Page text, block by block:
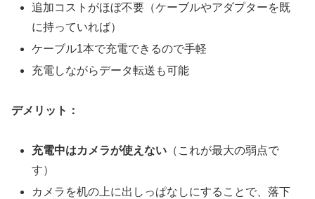
追加コストがほぼ不要（ケーブルやアダプターを既
に持っていれば）
ケーブル1本で充電できるので手軽
充電しながらデータ転送も可能
デメリット：
充電中はカメラが使えない （これが最大の弱点で
す）
カメラを机の上に出しっぱなしにすることで、落下